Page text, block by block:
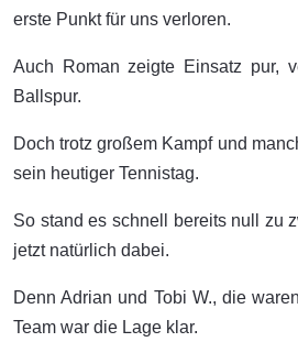
erste Punkt für uns verloren.
Auch Roman zeigte Einsatz pur,
Ballspur.
Doch trotz großem Kampf und
sein heutiger Tennistag.
So stand es schnell bereits null zu
jetzt natürlich dabei.
Denn Adrian und Tobi W., die
Team war die Lage klar.